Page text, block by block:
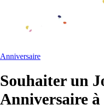
Anniversaire
Souhaiter un
Anniversaire à